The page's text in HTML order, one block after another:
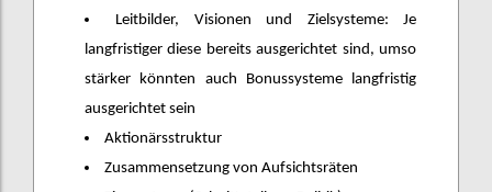
Leitbilder, Visionen und Zielsysteme: Je
langfristiger diese bereits ausgerichtet sind, umso
stärker könnten auch Bonussysteme langfristig
ausgerichtet sein
Aktionärsstruktur
Zusammensetzung von Aufsichtsräten